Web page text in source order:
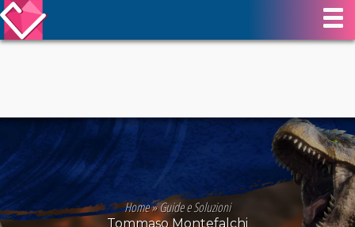
Home»Guide e Soluzioni
Tommaso Montefalchi